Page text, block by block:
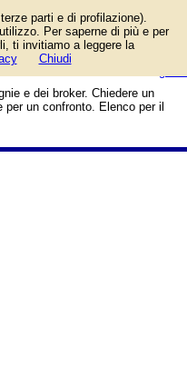
ciclomotori, autocarri, furgoni.
Polizze vita, casa, furto. Per
e dei broker. Chiedere un
un confronto. Elenco per il
parti e di profilazione).
Per saperne di più e per
ti invitiamo a leggere la
Chiudi